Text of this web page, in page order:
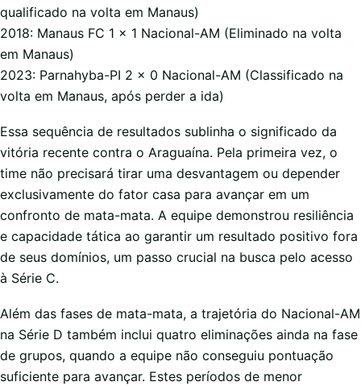
qualificado na volta em Manaus)
2018: Manaus FC 1 x 1 Nacional-AM (Eliminado na volta
em Manaus)
2023: Parnahyba-PI 2 x 0 Nacional-AM (Classificado na
volta em Manaus, após perder a ida)
Essa sequência de resultados sublinha o significado da
vitória recente contra o Araguaína. Pela primeira vez, o
time não precisará tirar uma desvantagem ou depender
exclusivamente do fator casa para avançar em um
confronto de mata-mata. A equipe demonstrou resiliência
e capacidade tática ao garantir um resultado positivo fora
de seus domínios, um passo crucial na busca pelo acesso
à Série C.
Além das fases de mata-mata, a trajetória do Nacional-AM
na Série D também inclui quatro eliminações ainda na fase
de grupos, quando a equipe não conseguiu pontuação
suficiente para avançar. Estes períodos de menor